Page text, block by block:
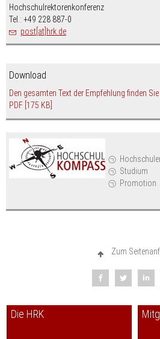
Studium
Promotion
Hochschulrektorenkonferenz
Tel.: +49 228 887-0
post[at]hrk.de
Download
Den gesamten Text der Empfehlung finden
PDF [175 KB]
Zum
Die HRK